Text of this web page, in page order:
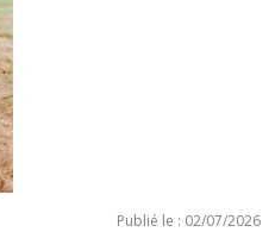
Publié le : 02/07/2026